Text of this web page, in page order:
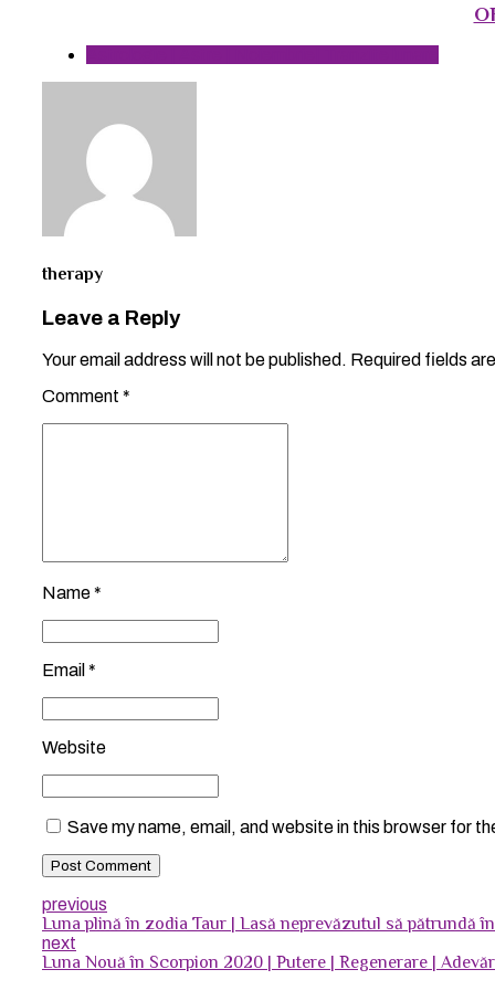
therapy
Leave a Reply
Your email address will not be published. Required fields
Comment *
Name *
Email *
Website
Save my name, email, and website in this browser for
Post Comment
previous
Luna plină în zodia Taur | Lasă neprevăzutul să pătrundă în
next
Luna Nouă în Scorpion 2020 | Putere | Regenerare |